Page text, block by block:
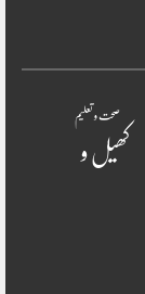
صحت و تعلیم
کھیل و